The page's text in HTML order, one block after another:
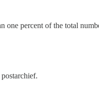
percent of the total